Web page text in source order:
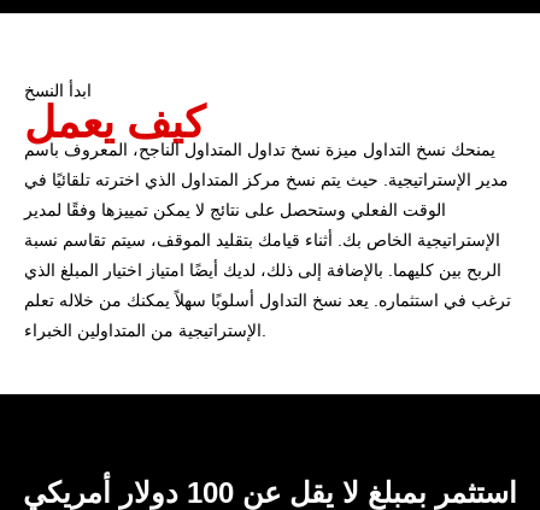
ابدأ النسخ
كيف يعمل
يمنحك نسخ التداول ميزة نسخ تداول المتداول الناجح، المعروف باسم
مدير الإستراتيجية. حيث يتم نسخ مركز المتداول الذي اخترته تلقائيًا في
الوقت الفعلي وستحصل على نتائج لا يمكن تمييزها وفقًا لمدير
الإستراتيجية الخاص بك. أثناء قيامك بتقليد الموقف، سيتم تقاسم نسبة
الربح بين كليهما. بالإضافة إلى ذلك، لديك أيضًا امتياز اختيار المبلغ الذي
ترغب في استثماره. يعد نسخ التداول أسلوبًا سهلاً يمكنك من خلاله تعلم
استثمر بمبلغ لا يقل عن 100 دولار أمريكي